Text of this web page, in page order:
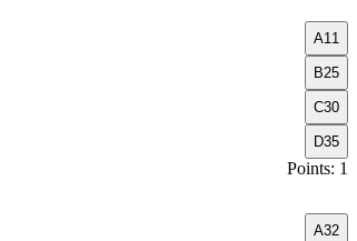
A11
B25
C30
D35
Points: 1
A32